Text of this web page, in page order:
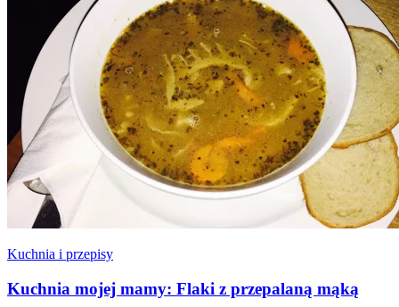
Kuchnia i przepisy
Kuchnia mojej mamy: Flaki z przepalaną mąką